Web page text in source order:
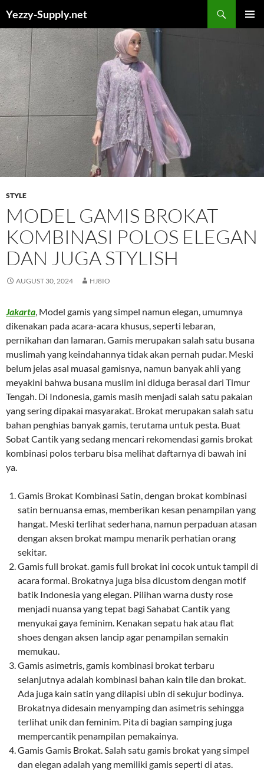
content
Yezzy-Supply.net
STYLE
MODEL GAMIS BROKAT
KOMBINASI POLOS ELEGAN
DAN JUGA STYLISH
AUGUST 30, 2024 HJ8IO
Jakarta, Model gamis yang simpel namun elegan, umumnya
dikenakan pada acara-acara khusus, seperti lebaran,
pernikahan dan lamaran. Gamis merupakan salah satu busana
muslimah yang keindahannya tidak akan pernah pudar. Meski
belum jelas asal muasal gamisnya, namun banyak ahli yang
meyakini bahwa busana muslim ini diduga berasal dari Timur
Tengah. Di Indonesia, gamis masih menjadi salah satu pakaian
yang sering dipakai masyarakat. Brokat merupakan salah satu
bahan penghias banyak gamis, terutama untuk pesta. Buat
Sobat Cantik yang sedang mencari rekomendasi gamis brokat
kombinasi polos terbaru bisa melihat daftarnya di bawah ini
ya.
Gamis Brokat Kombinasi Satin, dengan brokat kombinasi
satin bernuansa emas, memberikan kesan penampilan yang
hangat. Meski terlihat sederhana, namun perpaduan atasan
dengan aksen brokat mampu menarik perhatian orang
sekitar.
Gamis full brokat. gamis full brokat ini cocok untuk tampil di
acara formal. Brokatnya juga bisa dicustom dengan motif
batik Indonesia yang elegan. Pilihan warna dusty rose
menjadi nuansa yang tepat bagi Sahabat Cantik yang
menyukai gaya feminim. Kenakan sepatu hak atau flat
shoes dengan aksen lancip agar penampilan semakin
memukau.
Gamis asimetris, gamis kombinasi brokat terbaru
selanjutnya adalah kombinasi bahan kain tile dan brokat.
Ada juga kain satin yang dilapisi ubin di sekujur bodinya.
Brokatnya didesain menyamping dan asimetris sehingga
terlihat unik dan feminim. Pita di bagian samping juga
mempercantik penampilan pemakainya.
Gamis Gamis Brokat. Salah satu gamis brokat yang simpel
dan elegan adalah yang memiliki gamis seperti di atas.